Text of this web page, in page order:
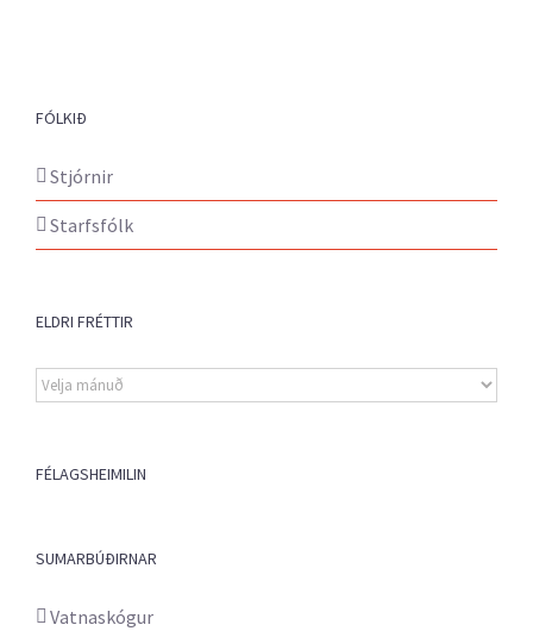
FÓLKIÐ
Stjórnir
Starfsfólk
ELDRI FRÉTTIR
Eldri
fréttir
FÉLAGSHEIMILIN
SUMARBÚÐIRNAR
Vatnaskógur